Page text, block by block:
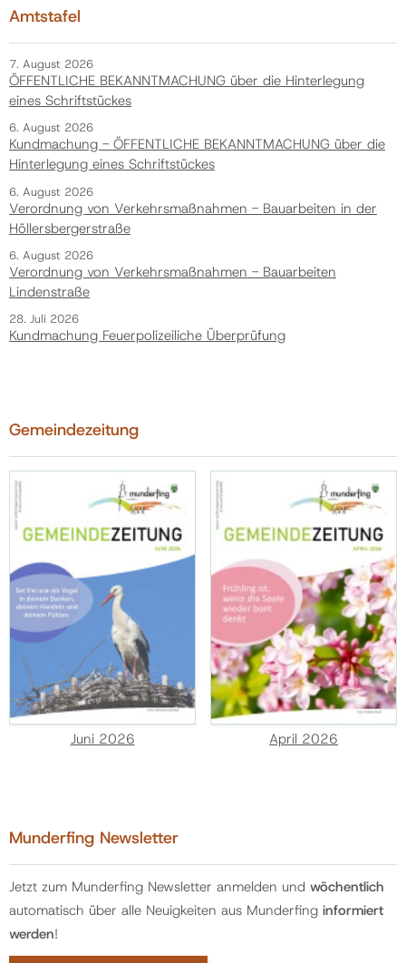
Amtstafel
7. August 2026
ÖFFENTLICHE BEKANNTMACHUNG über die Hinterlegung
eines Schriftstückes
6. August 2026
Kundmachung - ÖFFENTLICHE BEKANNTMACHUNG über die
Hinterlegung eines Schriftstückes
6. August 2026
Verordnung von Verkehrsmaßnahmen - Bauarbeiten in der
Höllersbergerstraße
6. August 2026
Verordnung von Verkehrsmaßnahmen - Bauarbeiten
Lindenstraße
28. Juli 2026
Kundmachung Feuerpolizeiliche Überprüfung
Gemeindezeitung
Juni 2026 April 2026
Munderfing Newsletter
Jetzt zum Munderfing Newsletter anmelden und wöchentlich
automatisch über alle Neuigkeiten aus Munderfing informiert
werden!